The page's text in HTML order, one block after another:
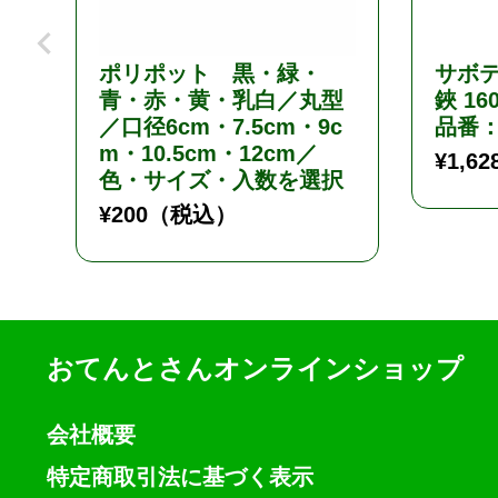
ポリポット 黒・緑・
青・赤・黄・乳白／丸型
／口径6cm・7.5cm・9c
m・10.5cm・12cm／
色・サイズ・入数を選択
¥200 （税込）
サボ
鋏
品番
¥
おてんとさんオンラインショップ
会社概要
特定商取引法に基づく表示